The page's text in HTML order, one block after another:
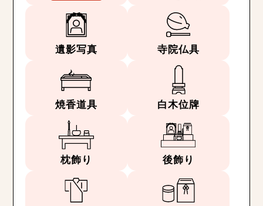
遺影写真 寺院仏具
焼香道具 白木位牌
枕飾り 後飾り